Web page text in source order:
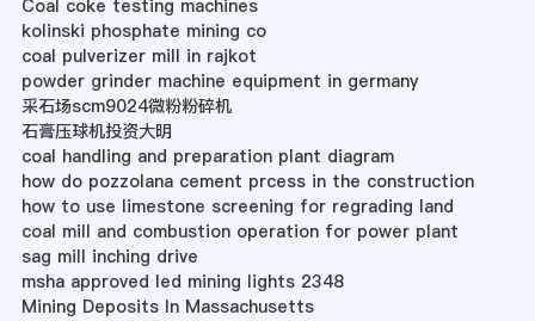
Coal coke testing machines
kolinski phosphate mining co
coal pulverizer mill in rajkot
powder grinder machine equipment in germany
采石场scm9024微粉粉碎机
石膏压球机投资大明
coal handling and preparation plant diagram
how do pozzolana cement prcess in the construction
how to use limestone screening for regrading land
coal mill and combustion operation for power plant
sag mill inching drive
msha approved led mining lights 2348
Mining Deposits In Massachusetts